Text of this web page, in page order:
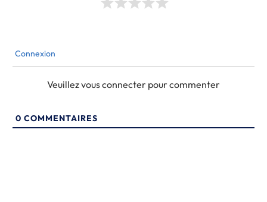
Connexion
Veuillez vous connecter pour commenter
0 COMMENTAIRES